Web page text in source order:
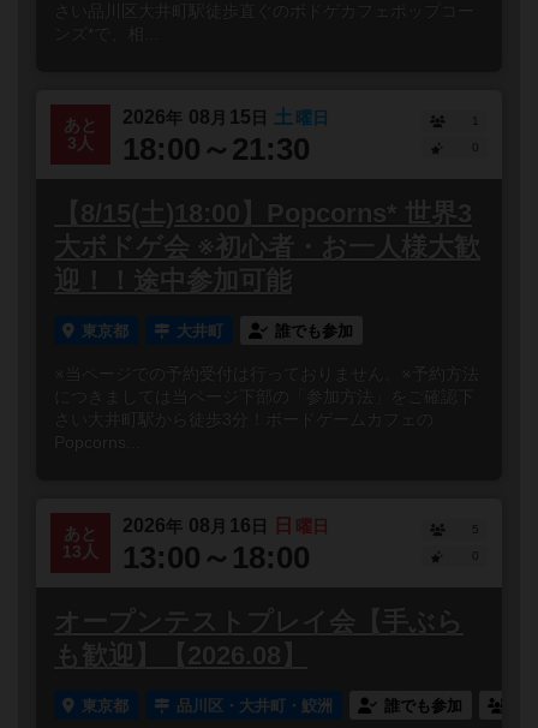
さい品川区大井町駅徒歩直ぐのボドゲカフェポップコー
あと
3人
2026年 08 月 15 日 土 曜日
18:00～21:30
1
【8/15(土)18:00】Popcorns* 世界3
大ボドゲ会 ※初心者・お一人様大歓
迎！！途中参加可能
東京都 大井町 誰でも参加
※当ページでの予約受付は行っておりません。※予約方法
につきましては当ページ下部の「参加方法」をご確認下
さい大井町駅から徒歩3分！ボードゲームカフェの
Popcorns...
あと
13人
2026年 08 月 16 日 日 曜日
13:00～18:00
5
オープンテストプレイ会【手ぶら
も歓迎】【2026.08】
東京都 品川区・大井町・鮫洲 誰でも参加